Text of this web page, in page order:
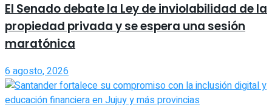
El Senado debate la Ley de inviolabilidad de la
propiedad privada y se espera una sesión
maratónica
6 agosto, 2026